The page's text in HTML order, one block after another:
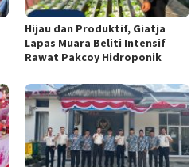
Hijau dan Produktif, Giatja
Lapas Muara Beliti Intensif
Rawat Pakcoy Hidroponik